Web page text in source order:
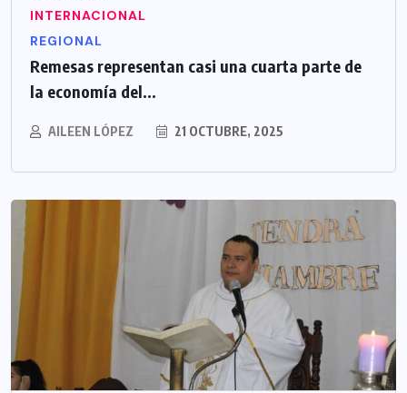
INTERNACIONAL
REGIONAL
Remesas representan casi una cuarta parte de
la economía del...
AILEEN LÓPEZ 21 OCTUBRE, 2025